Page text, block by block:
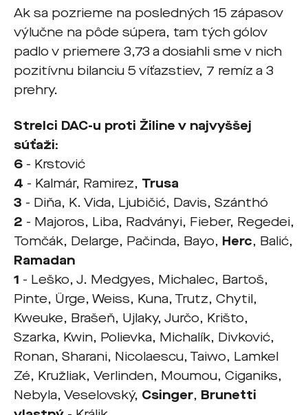
Ak sa pozrieme na posledných 15 zápasov
výlučne na pôde súpera, tam tých gólov
padlo v priemere 3,73 a dosiahli sme v nich
pozitívnu bilanciu 5 víťazstiev, 7 remíz a 3
prehry.
Strelci DAC-u proti Žiline v najvyššej
súťaži:
6 - Krstović
4 - Kalmár, Ramirez, Trusa
3 - Diňa, K. Vida, Ljubičić, Davis, Szánthó
2 - Majoros, Liba, Radványi, Fieber, Regedei,
Tomčák, Delarge, Pačinda, Bayo, Herc, Balić,
Ramadan
1 - Leško, J. Medgyes, Michalec, Bartoš,
Pinte, Ürge, Weiss, Kuna, Trutz, Chytil,
Kweuke, Brašeň, Ujlaky, Jurčo, Krišto,
Szarka, Kwin, Polievka, Michalík, Divković,
Ronan, Sharani, Nicolaescu, Taiwo, Lamkel
Zé, Kružliak, Verlinden, Moumou, Ciganiks,
Nebyla, Veselovský, Csinger, Brunetti